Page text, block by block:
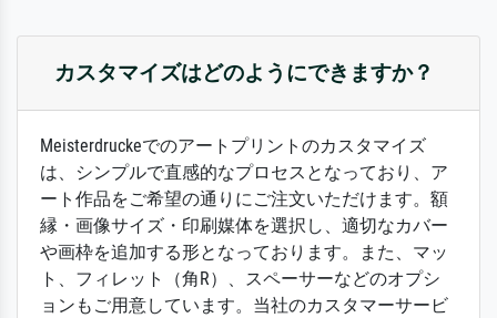
カスタマイズはどのようにできますか？
Meisterdruckeでのアートプリントのカスタマイズ
は、シンプルで直感的なプロセスとなっており、ア
ート作品をご希望の通りにご注文いただけます。額
縁・画像サイズ・印刷媒体を選択し、適切なカバー
や画枠を追加する形となっております。また、マッ
ト、フィレット（角R）、スペーサーなどのオプシ
ョンもご用意しています。当社のカスタマーサービ